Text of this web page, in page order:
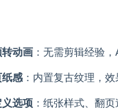
动画 ：无需剪辑经验
纸感 ：内置复古纹理，
选项 ：纸张样式、翻